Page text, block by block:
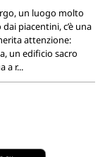
un luogo molto
piacentini, c’è una
attenzione:
un edificio sacro
a r...